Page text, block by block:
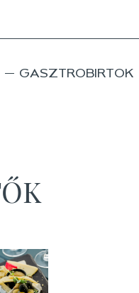
GASZTROBIRTOK